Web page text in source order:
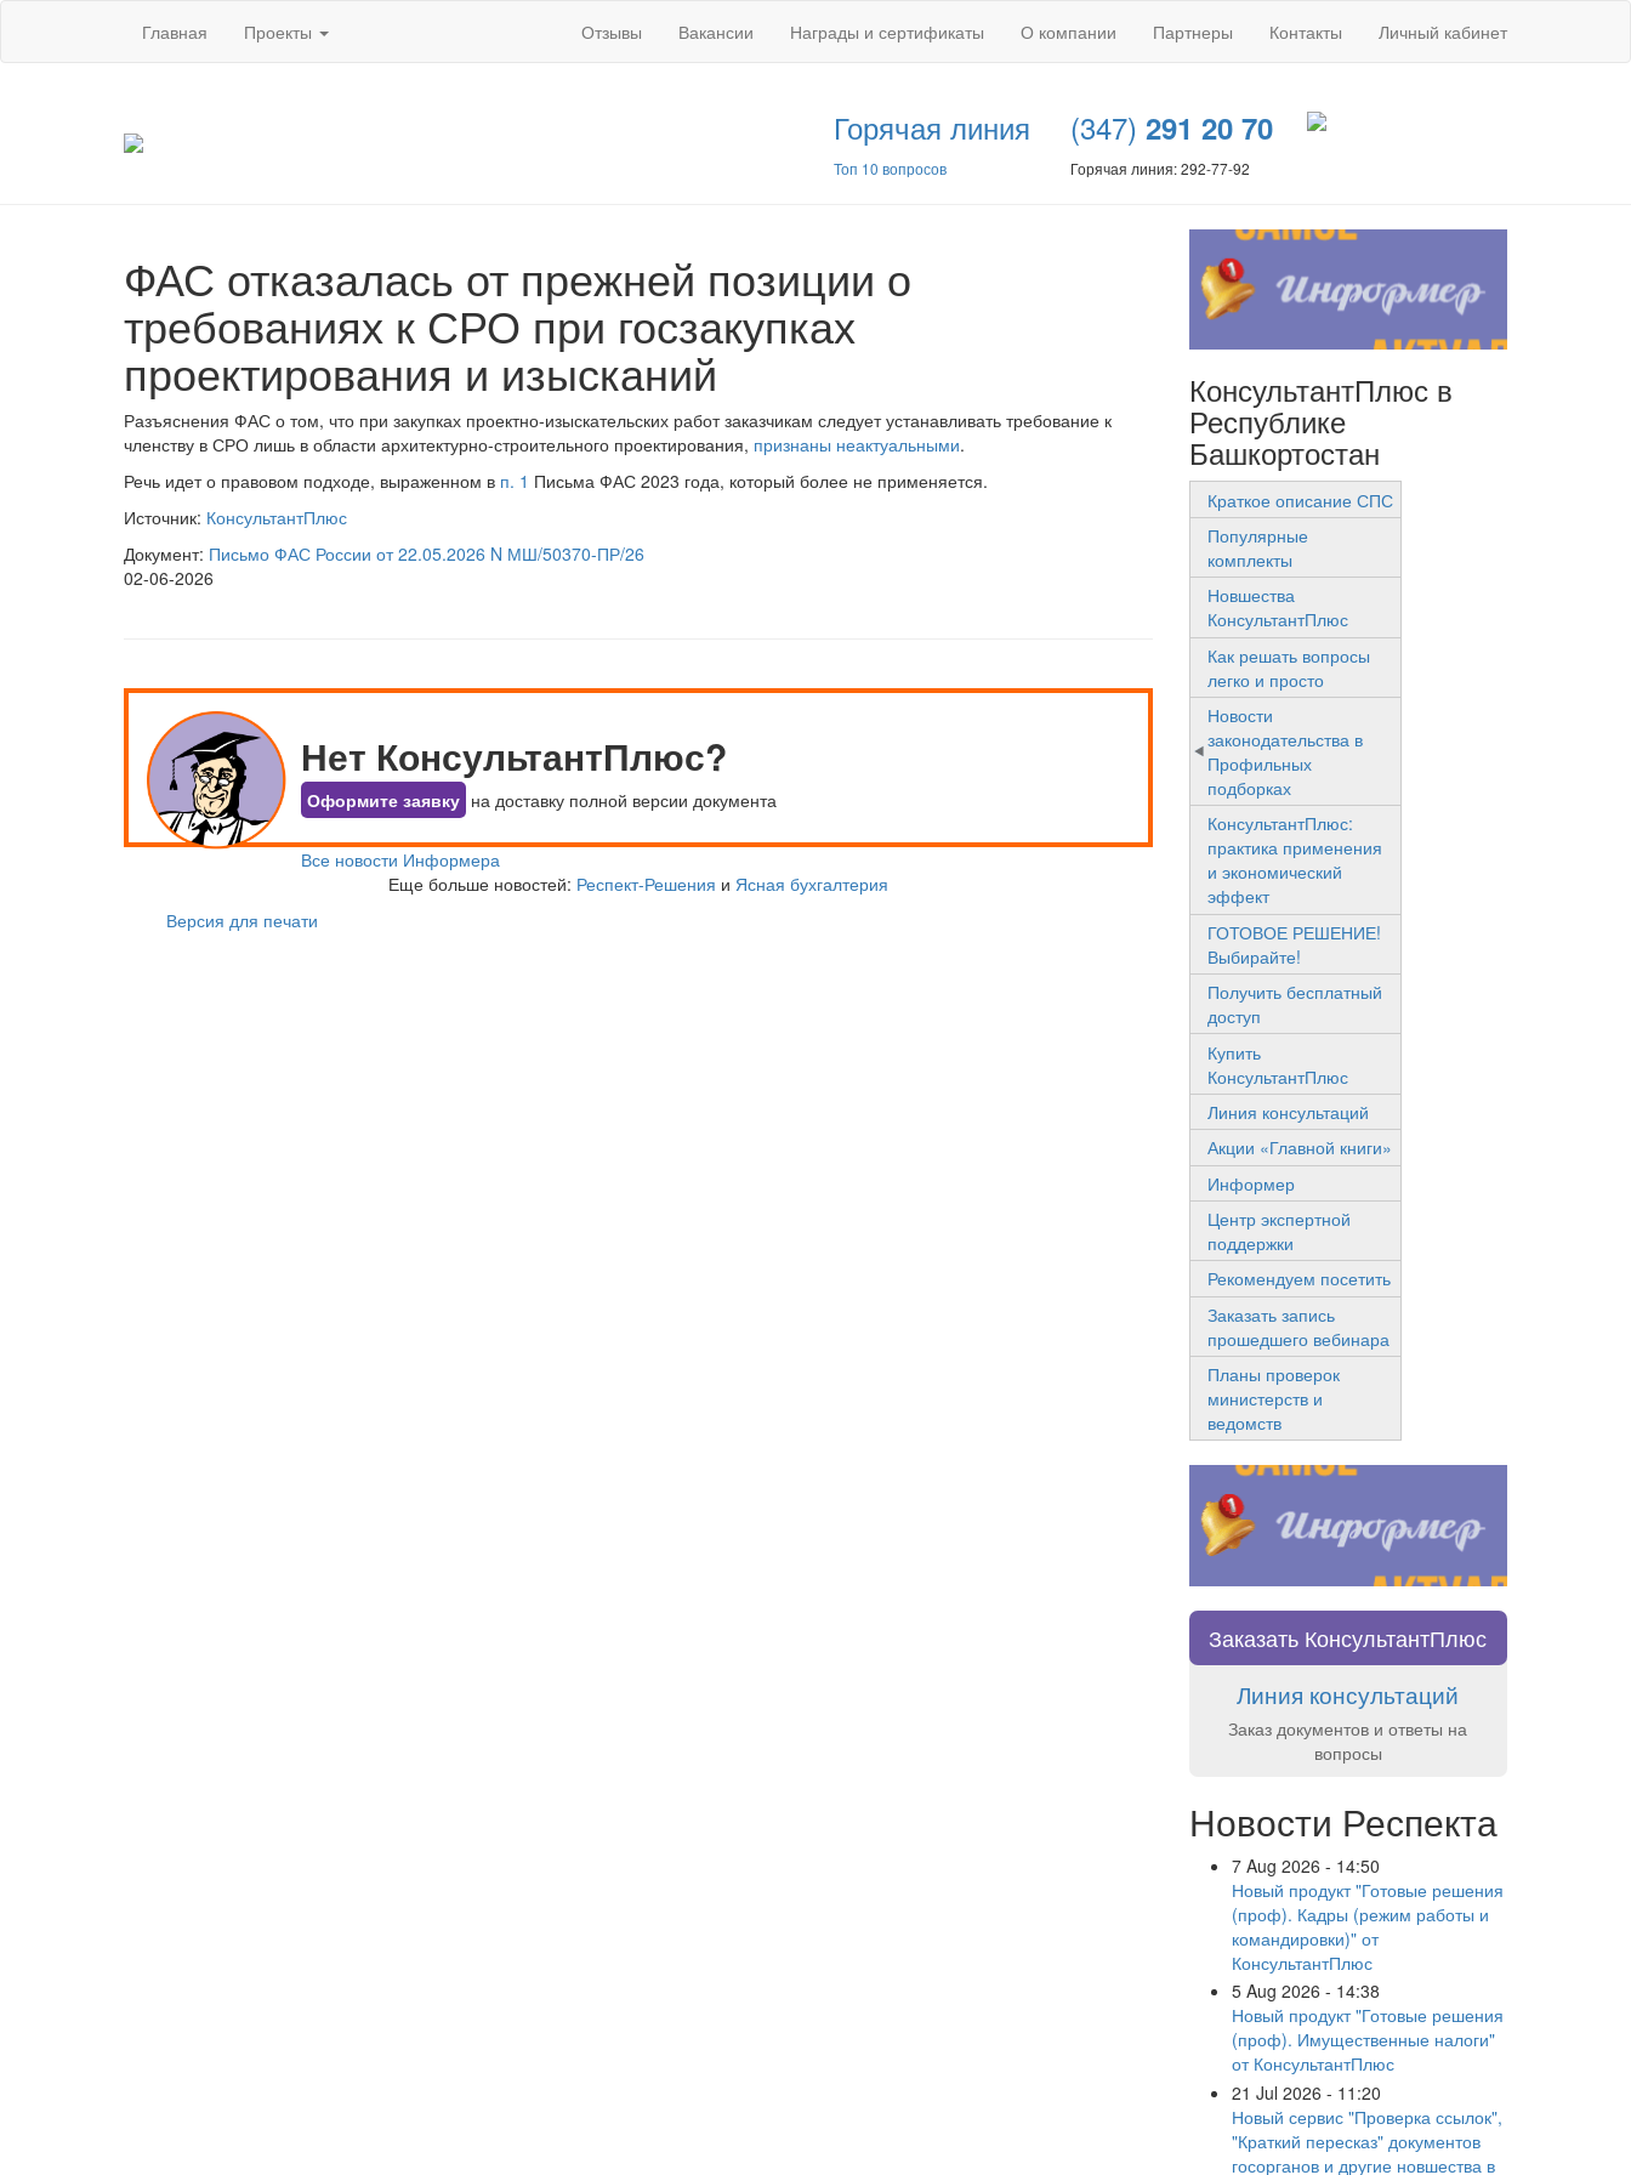
Главная Проекты Отзывы Вакансии Награды и сертификаты О компании Партнеры Контакты Личный кабинет
Горячая линия
Топ 10 вопросов
(347) 291 20 70
Горячая линия: 292-77-92
ФАС отказалась от прежней позиции о
требованиях к СРО при госзакупках
проектирования и изысканий
Разъяснения ФАС о том, что при закупках проектно-изыскательских работ заказчикам следует устанавливать требование к
членству в СРО лишь в области архитектурно-строительного проектирования, признаны неактуальными.
Речь идет о правовом подходе, выраженном в п. 1 Письма ФАС 2023 года, который более не применяется.
Источник: КонсультантПлюс
Документ: Письмо ФАС России от 22.05.2026 N МШ/50370-ПР/26
02-06-2026
Нет КонсультантПлюс?
Оформите заявку на доставку полной версии документа
Все новости Информера
Еще больше новостей: Респект-Решения и Ясная бухгалтерия
Версия для печати
КонсультантПлюс в
Республике
Башкортостан
Краткое описание СПС
Популярные
комплекты
Новшества
КонсультантПлюс
Как решать вопросы
легко и просто
Новости
законодательства в
Профильных
подборках
КонсультантПлюс:
практика применения
и экономический
эффект
ГОТОВОЕ РЕШЕНИЕ!
Выбирайте!
Получить бесплатный
доступ
Купить
КонсультантПлюс
Линия консультаций
Акции «Главной книги»
Информер
Центр экспертной
поддержки
Рекомендуем посетить
Заказать запись
прошедшего вебинара
Планы проверок
министерств и
ведомств
Заказать КонсультантПлюс
Линия консультаций
Заказ документов и ответы на
вопросы
Новости Респекта
7 Aug 2026 - 14:50
Новый продукт "Готовые решения
(проф). Кадры (режим работы и
командировки)" от
КонсультантПлюс
5 Aug 2026 - 14:38
Новый продукт "Готовые решения
(проф). Имущественные налоги"
от КонсультантПлюс
21 Jul 2026 - 11:20
Новый сервис "Проверка ссылок",
"Краткий пересказ" документов
госорганов и другие новшества в